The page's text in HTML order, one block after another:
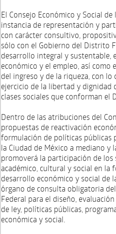
El Consejo Económico y Social
instancia de representación y
con carácter consultivo,
sólo con el Gobierno del Distrito
desarrollo integral y sustentable,
económico y el empleo, así
del ingreso y de la riqueza, con
ejercicio de la libertad y dignidad
clases sociales que conforman el
Dentro de las atribuciones del
propuestas de reactivación
formulación de políticas públicas
la Ciudad de México a mediano y
promoverá la participación de los
académico, cultural y social en la
desarrollo económico y social de
órgano de consulta obligatoria
Federal para el diseño,
de ley, políticas públicas,
económica y social.